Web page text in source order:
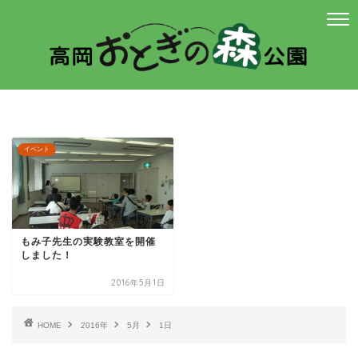
イベント
もみ子先生の実験教室を開催
しました！
2016年5月1日
HOME 2016年 5月 1日